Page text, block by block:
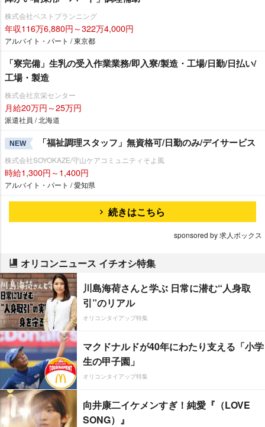
株式会社ベストプランニング
年収116万6,880円～322万4,000円
アルバイト・パート / 東京都
「寮完備」生乳の受入作業業務/即入寮/製造・工場/日勤/日払い/
工場・製造
株式会社京栄センター
月給20万円～25万円
派遣社員 / 北海道
NEW 「福祉調理スタッフ」無資格可/日勤のみ/デイサービス
株式会社SOYOKAZE/守山ケアコミュニティそよ風
時給1,300円～1,400円
アルバイト・パート / 愛知県
続きはこちら
sponsored by 求人ボックス
オリコンニュース イチオシ特集
川島海荷さんと学ぶ 日常に潜む“人身取
引”のリアル
オリコンタイアップ特集
マクドナルドが40年にわたり支える「小学
生の甲子園」
オリコンタイアップ特集
向井康二イケメンすぎ！純愛『（LOVE
SONG）』